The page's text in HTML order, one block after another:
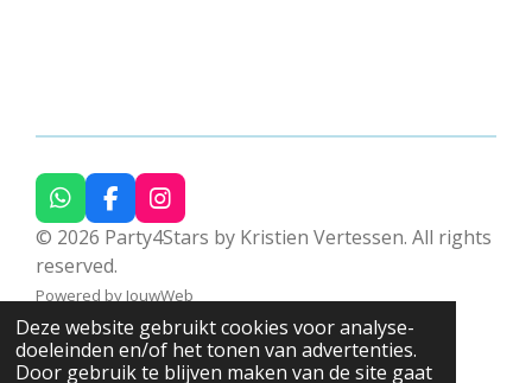
Deze website gebruikt cookies voor analyse-
doeleinden en/of het tonen van advertenties.
Door gebruik te blijven maken van de site gaat
W
h
a
t
s
A
p
p
F
a
c
e
b
o
o
k
I
n
s
a
g
r
a
© 2026 Party4Stars by Kristien Vertessen. All rights
reserved.
Powered by JouwWeb